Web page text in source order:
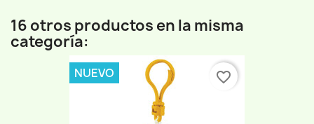
16 otros productos en la misma
categoría:
NUEVO favorite_border